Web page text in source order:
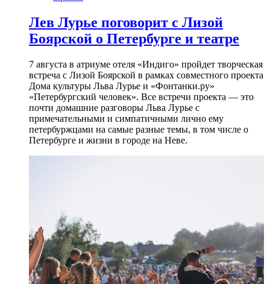
Лев Лурье поговорит с Лизой
Боярской о Петербурге и театре
7 августа в атриуме отеля «Индиго» пройдет творческая
встреча с Лизой Боярской в рамках совместного проекта
Дома культуры Льва Лурье и «Фонтанки.ру»
«Петербургский человек». Все встречи проекта — это
почти домашние разговоры Льва Лурье с
примечательными и симпатичными лично ему
петербуржцами на самые разные темы, в том числе о
Петербурге и жизни в городе на Неве.